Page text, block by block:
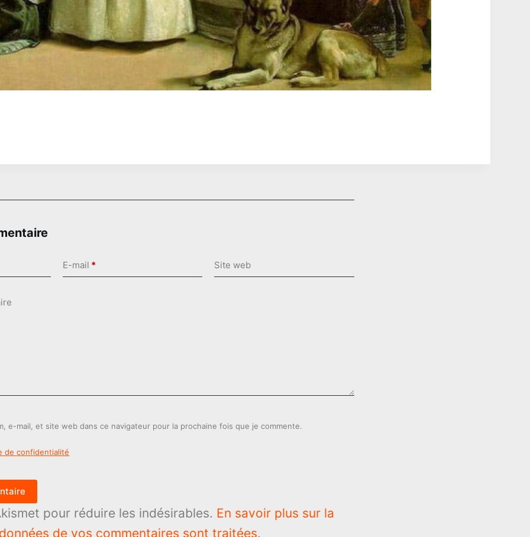
E-mail * Site web
e-mail, et site web dans ce navigateur pour la prochaine fois que je commente.
de confidentialité
pour réduire les indésirables. En savoir plus sur la
de vos commentaires sont traitées.